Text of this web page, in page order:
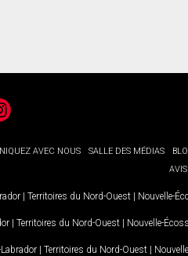
AVEC NOUS SALLE DES MÉDIAS
| Territoires du Nord-Ouest | Nouvelle-
| Territoires du Nord-Ouest | Nouvelle-
Labrador | Territoires du Nord-Ouest |